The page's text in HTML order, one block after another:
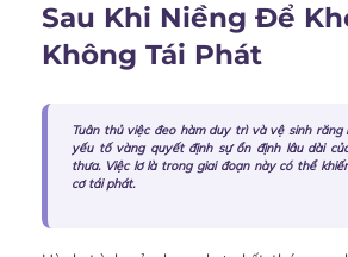
Sau Khi Niềng Để
Không Tái Phát
Tuân thủ việc đeo hàm duy trì và vệ sinh răng
yếu tố vàng quyết định sự ổn định lâu dài
thưa. Việc lơ là trong giai đoạn này có thể
cơ tái phát.